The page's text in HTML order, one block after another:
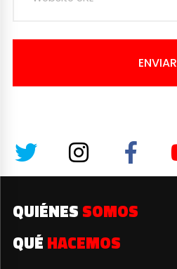
ENVIAR
QUIÉNES SOMOS
QUÉ HACEMOS